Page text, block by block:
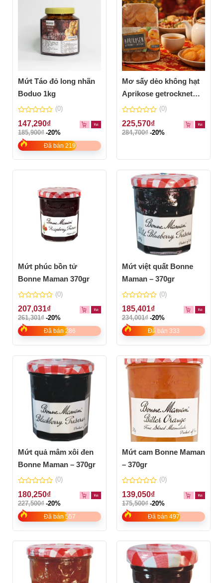
Mứt Táo đỏ long nhãn
Boduo 1kg
0
out
of
5
(0)
147,290₫
185,900₫ -20%
Đã bán 219
Mơ sấy dẻo không hạt
Aprikose getrocknet
200g
0
out
of
(0)
225,570₫
284,700₫ -20%
Mứt phúc bồn tử
Bonne Maman 370gr
0
out
of
5
(0)
207,031₫
261,301₫ -20%
Đã bán 286
Mứt việt quất Bonne
Maman – 370gr
0
out
of
5
(0)
185,401₫
234,001₫ -20%
Đã bán 333
Mứt quả mâm xôi đen
Bonne Maman – 370gr
0
out
of
5
(0)
180,250₫
227,500₫ -20%
Đã bán 557
Mứt cam Bonne Maman
– 370gr
0
out
of
5
(0)
139,050₫
175,500₫ -20%
Đã bán 497